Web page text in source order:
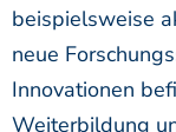
beispielsweise
neue
Innovationen
Weiterbildung